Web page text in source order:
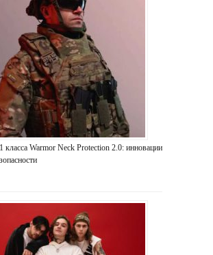
класса Warmor Neck Protection 2.0: инновации